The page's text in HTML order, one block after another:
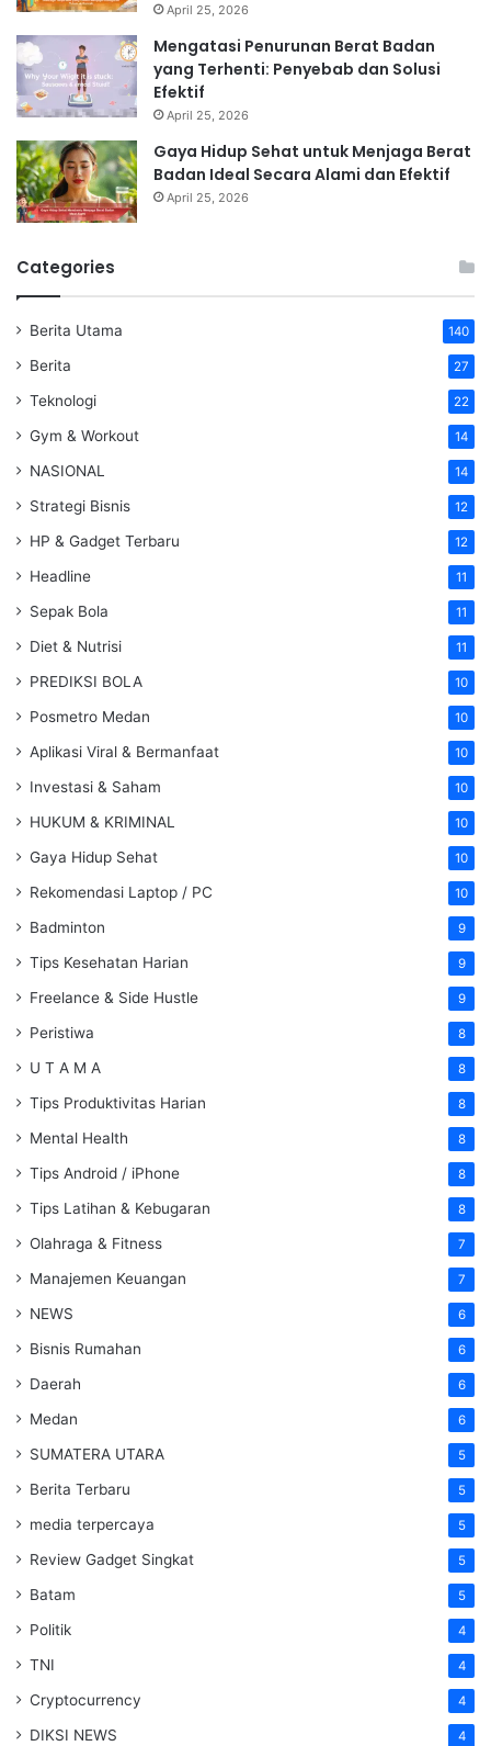
April 25, 2026
Mengatasi Penurunan Berat Badan
yang Terhenti: Penyebab dan Solusi
Efektif
April 25, 2026
Gaya Hidup Sehat untuk Menjaga Berat
Badan Ideal Secara Alami dan Efektif
April 25, 2026
Categories
Berita Utama 140
Berita 27
Teknologi 22
Gym & Workout 14
NASIONAL 14
Strategi Bisnis 12
HP & Gadget Terbaru 12
Headline 11
Sepak Bola 11
Diet & Nutrisi 11
PREDIKSI BOLA 10
Posmetro Medan 10
Aplikasi Viral & Bermanfaat 10
Investasi & Saham 10
HUKUM & KRIMINAL 10
Gaya Hidup Sehat 10
Rekomendasi Laptop / PC 10
Badminton 9
Tips Kesehatan Harian 9
Freelance & Side Hustle 9
Peristiwa 8
U T A M A 8
Tips Produktivitas Harian 8
Mental Health 8
Tips Android / iPhone 8
Tips Latihan & Kebugaran 8
Olahraga & Fitness 7
Manajemen Keuangan 7
NEWS 6
Bisnis Rumahan 6
Daerah 6
Medan 6
SUMATERA UTARA 5
Berita Terbaru 5
media terpercaya 5
Review Gadget Singkat 5
Batam 5
Politik 4
TNI 4
Cryptocurrency 4
DIKSI NEWS 4